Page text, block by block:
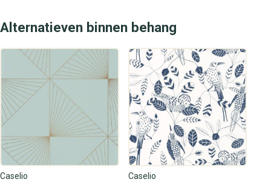
Alternatieven binnen behang
Caselio Caselio